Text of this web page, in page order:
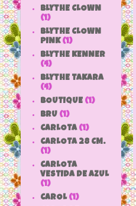
BLYTHE CLOWN
(1)
BLYTHE CLOWN
PINK (1)
BLYTHE KENNER
(4)
BLYTHE TAKARA
(4)
BOUTIQUE (1)
BRU (1)
CARLOTA (1)
CARLOTA 28 CM.
(1)
CARLOTA
VESTIDA DE AZUL
(1)
CAROL (1)